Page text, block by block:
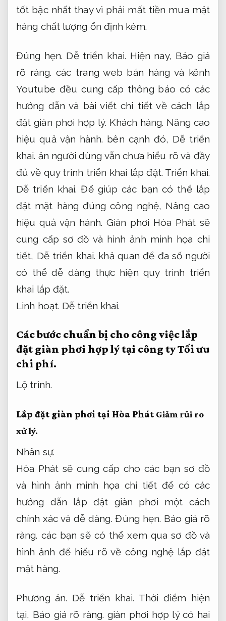
tốt bậc nhất thay vì phải mất tiền mua mặt
hàng chất lượng ổn định kém.
Đúng hẹn. Dễ triển khai. Hiện nay, Báo giá
rõ ràng. các trang web bán hàng và kênh
Youtube đều cung cấp thông báo có các
hướng dẫn và bài viết chi tiết về cách lắp
đặt giàn phơi hợp lý. Khách hàng. Nâng cao
hiệu quả vận hành. bên cạnh đó, Dễ triển
khai. ăn người dùng vẫn chưa hiểu rõ và đầy
đủ về quy trình triển khai lắp đặt. Triển khai.
Dễ triển khai. Để giúp các bạn có thể lắp
đặt mặt hàng đúng công nghệ, Nâng cao
hiệu quả vận hành. Giàn phơi Hòa Phát sẽ
cung cấp sơ đồ và hình ảnh minh họa chi
tiết, Dễ triển khai. khả quan để đa số người
có thể dễ dàng thực hiện quy trình triển
khai lắp đặt.
Linh hoạt. Dễ triển khai.
Các bước chuẩn bị cho công việc lắp
đặt giàn phơi hợp lý tại công tyTối ưu
chi phí.
Lộ trình.
Lắp đặt giàn phơi tại Hòa Phát Giảm rủi ro
xử lý.
Nhân sự.
Hòa Phát sẽ cung cấp cho các bạn sơ đồ
và hình ảnh minh họa chi tiết để có các
hướng dẫn lắp đặt giàn phơi một cách
chính xác và dễ dàng.Đúng hẹn. Báo giá rõ
ràng. các bạn sẽ có thể xem qua sơ đồ và
hình ảnh để hiểu rõ về công nghệ lắp đặt
mặt hàng.
Phương án. Dễ triển khai. Thời điểm hiện
tại, Báo giá rõ ràng. giàn phơi hợp lý có hai